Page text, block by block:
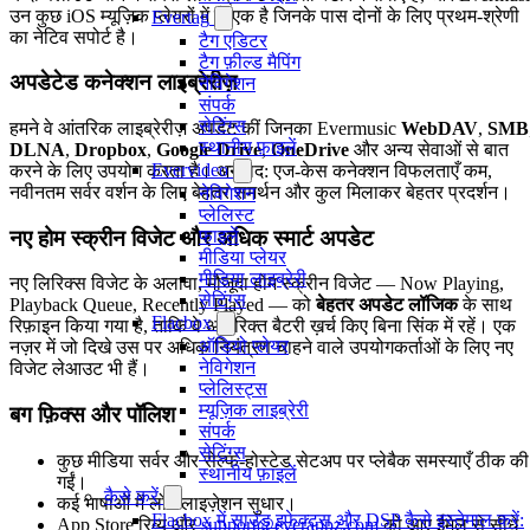
Evertag
टैग एडिटर
टैग फ़ील्ड मैपिंग
नेविगेशन
संपर्क
सेटिंग्स
स्थानीय फ़ाइलें
Evervideo
नेविगेशन
प्लेलिस्ट
फाइलें
मीडिया प्लेयर
मीडिया लाइब्रेरी
सेटिंग्स
Flacbox
ऑडियो प्लेयर
नेविगेशन
प्लेलिस्ट्स
म्यूज़िक लाइब्रेरी
संपर्क
सेटिंग्स
स्थानीय फ़ाइलें
कैसे करें
Flacbox में साउंड इफेक्ट्स और DSP कैसे इस्तेमाल करें:
उन कुछ iOS म्यूज़िक प्लेयरों में से एक है जिनके पास दोनों के लिए प्रथम-श्रेणी
का नेटिव सपोर्ट है।
अपडेटेड कनेक्शन लाइब्रेरीज़
हमने वे आंतरिक लाइब्रेरीज़ अपडेट कीं जिनका Evermusic WebDAV, SMB
DLNA, Dropbox, Google Drive,OneDrive और अन्य सेवाओं से बात
करने के लिए उपयोग करता है। अनुवाद: एज-केस कनेक्शन विफलताएँ कम,
नवीनतम सर्वर वर्शन के लिए बेहतर समर्थन और कुल मिलाकर बेहतर प्रदर्शन।
नए होम स्क्रीन विजेट और अधिक स्मार्ट अपडेट
नए लिरिक्स विजेट के अलावा, मौजूदा होम स्क्रीन विजेट — Now Playing,
Playback Queue, Recently Played — कोबेहतर अपडेट लॉजिकके साथ
रिफ़ाइन किया गया है, ताकि वे अतिरिक्त बैटरी ख़र्च किए बिना सिंक में रहें। एक
नज़र में जो दिखे उस पर अधिक नियंत्रण चाहने वाले उपयोगकर्ताओं के लिए नए
विजेट लेआउट भी हैं।
बग फ़िक्स और पॉलिश
कुछ मीडिया सर्वर और सेल्फ-होस्टेड सेटअप पर प्लेबैक समस्याएँ ठीक की
गईं।
कई भाषाओं में लोकलाइज़ेशन सुधार।
App Store रिव्यू औरsupport@everappz.comको आए ईमेल से सीधे